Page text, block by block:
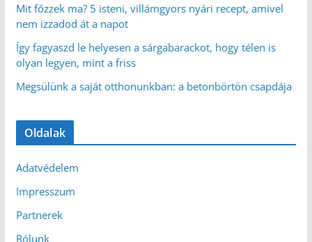
Mit főzzek ma? 5 isteni, villámgyors nyári recept, amivel
nem izzadod át a napot
Így fagyaszd le helyesen a sárgabarackot, hogy télen is
olyan legyen, mint a friss
Megsülünk a saját otthonunkban: a betonbörtön csapdája
Oldalak
Adatvédelem
Impresszum
Partnerek
Rólunk